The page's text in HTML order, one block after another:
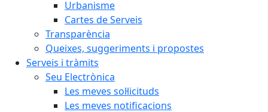
Urbanisme
Cartes de Serveis
Transparència
Queixes, suggeriments i propostes
Serveis i tràmits
Seu Electrònica
Les meves sol·licituds
Les meves notificacions